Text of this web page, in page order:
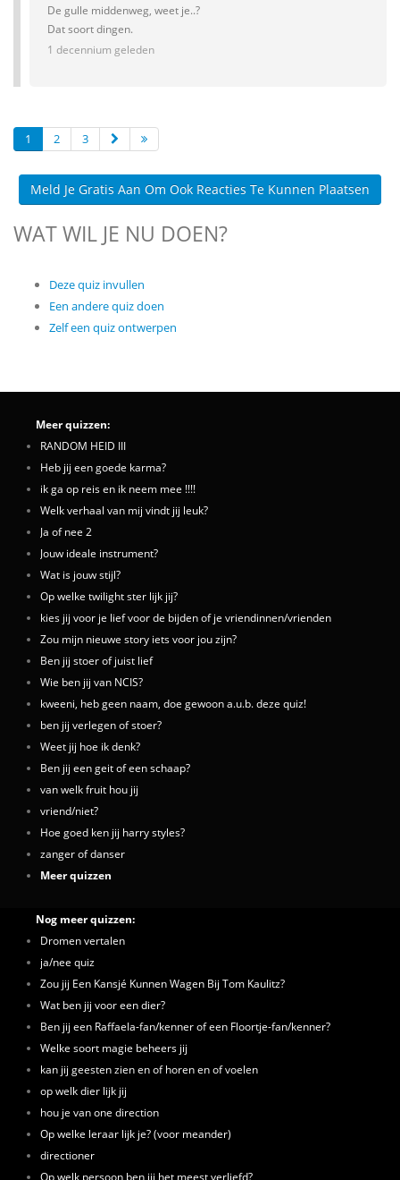
De gulle middenweg, weet je..?
Dat soort dingen.
1 decennium geleden
1 2 3
Meld Je Gratis Aan Om Ook Reacties Te Kunnen Plaatsen
WAT WIL JE NU DOEN?
Deze quiz invullen
Een andere quiz doen
Zelf een quiz ontwerpen
Meer quizzen:
RANDOM HEID III
Heb jij een goede karma?
ik ga op reis en ik neem mee !!!!
Welk verhaal van mij vindt jij leuk?
Ja of nee 2
Jouw ideale instrument?
Wat is jouw stijl?
Op welke twilight ster lijk jij?
kies jij voor je lief voor de bijden of je vriendinnen/vrienden
Zou mijn nieuwe story iets voor jou zijn?
Ben jij stoer of juist lief
Wie ben jij van NCIS?
kweeni, heb geen naam, doe gewoon a.u.b. deze quiz!
ben jij verlegen of stoer?
Weet jij hoe ik denk?
Ben jij een geit of een schaap?
van welk fruit hou jij
vriend/niet?
Hoe goed ken jij harry styles?
zanger of danser
Meer quizzen
Nog meer quizzen:
Dromen vertalen
ja/nee quiz
Zou jij Een Kansjé Kunnen Wagen Bij Tom Kaulitz?
Wat ben jij voor een dier?
Ben jij een Raffaela-fan/kenner of een Floortje-fan/kenner?
Welke soort magie beheers jij
kan jij geesten zien en of horen en of voelen
op welk dier lijk jij
hou je van one direction
Op welke leraar lijk je? (voor meander)
directioner
Op welk persoon ben jij het meest verliefd?